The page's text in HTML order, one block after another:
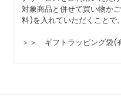
対象商品と併せて買い物か
料)を入れていただくことで
＞＞ ギフトラッピング袋(